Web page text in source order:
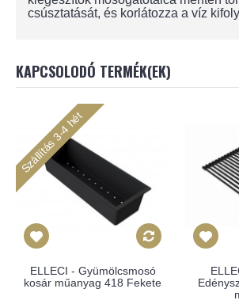
csúsztatását, és korlátozza a víz
KAPCSOLODÓ TERMÉK(EK)
Szállítás 3-4 hét
ELLECI - Gyümölcsmosó
kosár műanyag 418 Fekete